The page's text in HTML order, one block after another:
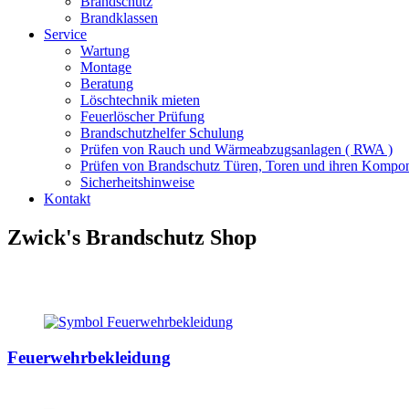
Brandklassen
Service
Wartung
Montage
Beratung
Löschtechnik mieten
Feuerlöscher Prüfung
Brandschutzhelfer Schulung
Prüfen von Rauch und Wärmeabzugsanlagen ( RWA )
Prüfen von Brandschutz Türen, Toren und ihren
Sicherheitshinweise
Kontakt
Zwick's Brandschutz Shop
Feuerwehrbekleidung